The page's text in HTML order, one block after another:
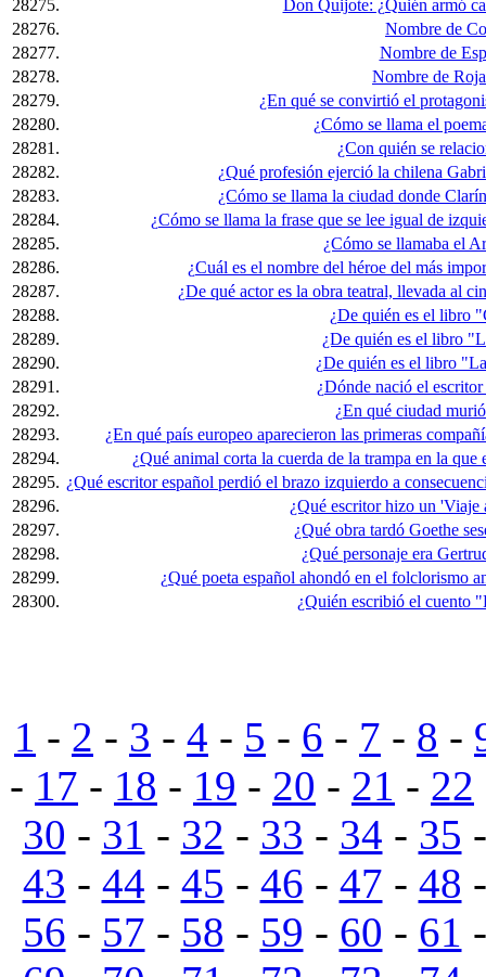
28275.
Don Quijote: ¿Quién armó
28276.
Nombre de
28277.
Nombre de
28278.
Nombre de
28279.
¿En qué se convirtió el
28280.
¿Cómo se llama el
28281.
¿Con quién se
28282.
¿Qué profesión ejerció la chilena
28283.
¿Cómo se llama la ciudad donde
28284.
¿Cómo se llama la frase que se lee igual de
28285.
¿Cómo se llamaba el
28286.
¿Cuál es el nombre del héroe del más
28287.
¿De qué actor es la obra teatral, llevada al
28288.
¿De quién es el libro
28289.
¿De quién es el libro
28290.
¿De quién es el libro
28291.
¿Dónde nació el
28292.
¿En qué ciudad
28293.
¿En qué país europeo aparecieron las primeras
28294.
¿Qué animal corta la cuerda de la trampa en la
28295. ¿Qué escritor español perdió el brazo izquierdo a
28296.
¿Qué escritor hizo un 'Viaje
28297.
¿Qué obra tardó Goethe
28298.
¿Qué personaje era
28299.
¿Qué poeta español ahondó en el folclorismo
28300.
¿Quién escribió el cuento
1 - 2 - 3 - 4 - 5 - 6 - 7 - 8 -
- 17 - 18 - 19 - 20 - 21 - 22
30 - 31 - 32 - 33 - 34 - 35
43 - 44 - 45 - 46 - 47 - 48
56 - 57 - 58 - 59 - 60 - 61